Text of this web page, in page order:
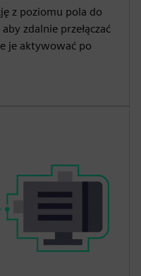
z poziomu pola do
zdalnie przełączać
je aktywować po